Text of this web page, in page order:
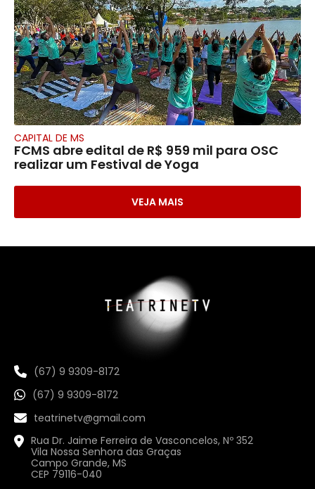
CAPITAL DE MS
FCMS abre edital de R$ 959 mil para OSC
realizar um Festival de Yoga
VEJA MAIS
(67) 9 9309-8172
(67) 9 9309-8172
teatrinetv@gmail.com
Rua Dr. Jaime Ferreira de Vasconcelos, Nº 352
Vila Nossa Senhora das Graças
Campo Grande, MS
CEP 79116-040